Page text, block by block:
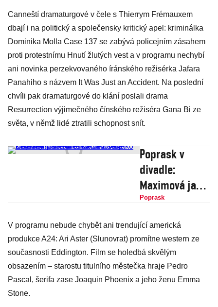
Canneští dramaturgové v čele s Thierrym Frémauxem
dbají i na politický a společensky kritický apel: kriminálka
Dominika Molla Case 137 se zabývá policejním zásahem
proti protestnímu Hnutí žlutých vest a v programu nechybí
ani novinka perzekvovaného íránského režisérka Jafara
Panahiho s názvem It Was Just an Accident. Na poslední
chvíli pak dramaturgové do klání poslali drama
Resurrection výjimečného čínského režiséra Gana Bi ze
světa, v němž lidé ztratili schopnost snít.
Poprask v
divadle:
Maximová jako
Beckhamova
Kde končí
empatie diváků
i režiséra
Zelenky?
Poprask
V programu nebude chybět ani trendující americká
produkce A24: Ari Aster (Slunovrat) promítne western ze
současnosti Eddington. Film se holedbá skvělým
obsazením – starostu titulního městečka hraje Pedro
Pascal, šerifa zase Joaquin Phoenix a jeho ženu Emma
Stone.